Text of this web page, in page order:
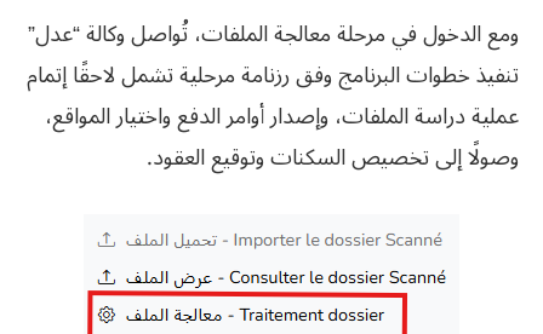
ومع الدخول في مرحلة معالجة الملفات، تُواصل وكالة “عدل”
تنفيذ خطوات البرنامج وفق رزنامة مرحلية تشمل لاحقًا إتمام
عملية دراسة الملفات، وإصدار أوامر الدفع واختيار المواقع،
وصولًا إلى تخصيص السكنات وتوقيع العقود.